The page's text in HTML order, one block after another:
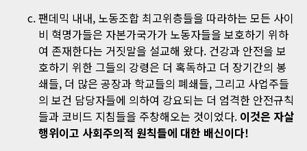
팬데믹 내내, 노동조합 최고위층들을 따라하는 모든 사이
비 혁명가들은 자본가국가가 노동자들을 보호하기 위하
여 존재한다는 거짓말을 설교해 왔다. 건강과 안전을 보
호하기 위한 그들의 강령은 더 혹독하고 더 장기간의 봉
쇄들, 더 많은 공장과 학교들의 폐쇄들, 그리고 사업주들
의 보건 담당자들에 의하여 강요되는 더 엄격한 안전규칙
들과 코비드 지침들을 주창해오는 것이었다. 이것은 자살
행위이고 사회주의적 원칙들에 대한 배신이다!